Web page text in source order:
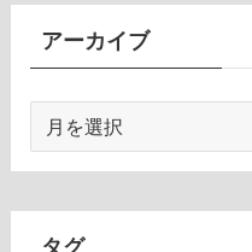
アーカイブ
カ
タグ